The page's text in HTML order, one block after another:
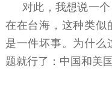
对此，我想说一
在在台海，这种类似
是一件坏事。为什么
题就行了：中国和美